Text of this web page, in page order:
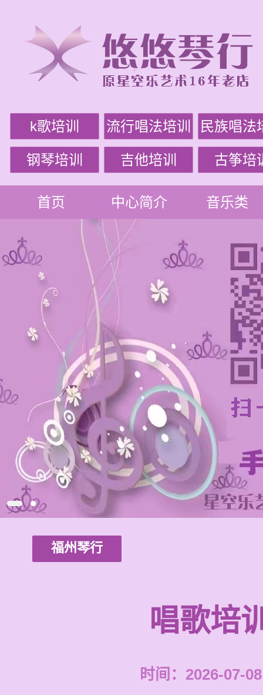
k歌培训 流行唱法培训 民族唱法
钢琴培训 吉他培训 古筝培
首页 中心简介 音乐类
福州琴行
唱歌培
时间：2026-07-